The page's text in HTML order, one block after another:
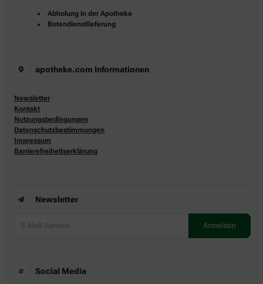
Abholung in der Apotheke
Botendienstlieferung
apotheke.com Informationen
Newsletter
Kontakt
Nutzungsbedingungen
Datenschutzbestimmungen
Impressum
Barrierefreiheitserklärung
Newsletter
Social Media